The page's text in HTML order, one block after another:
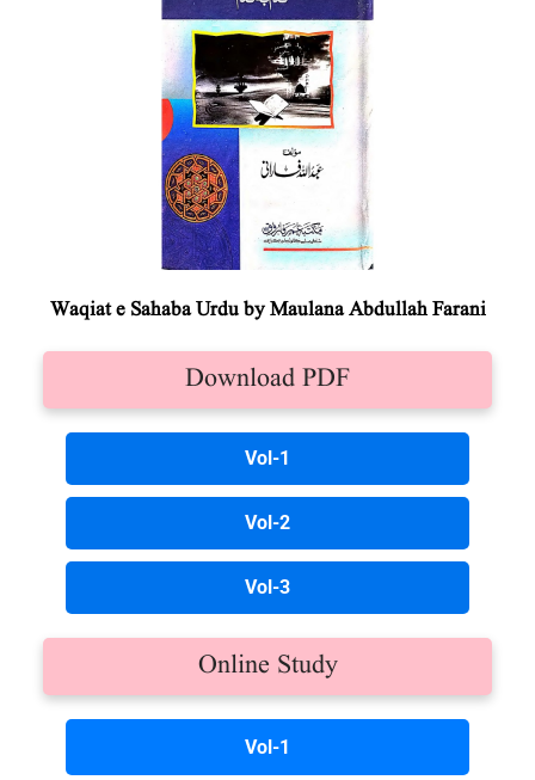
Waqiat e Sahaba Urdu by Maulana Abdullah Farani
Download PDF
Vol-1
Vol-2
Vol-3
Online Study
Vol-1